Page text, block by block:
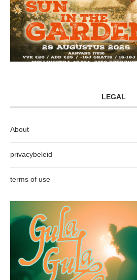
LEGAL
About
privacybeleid
terms of use